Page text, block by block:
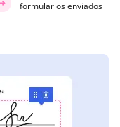
formularios enviados